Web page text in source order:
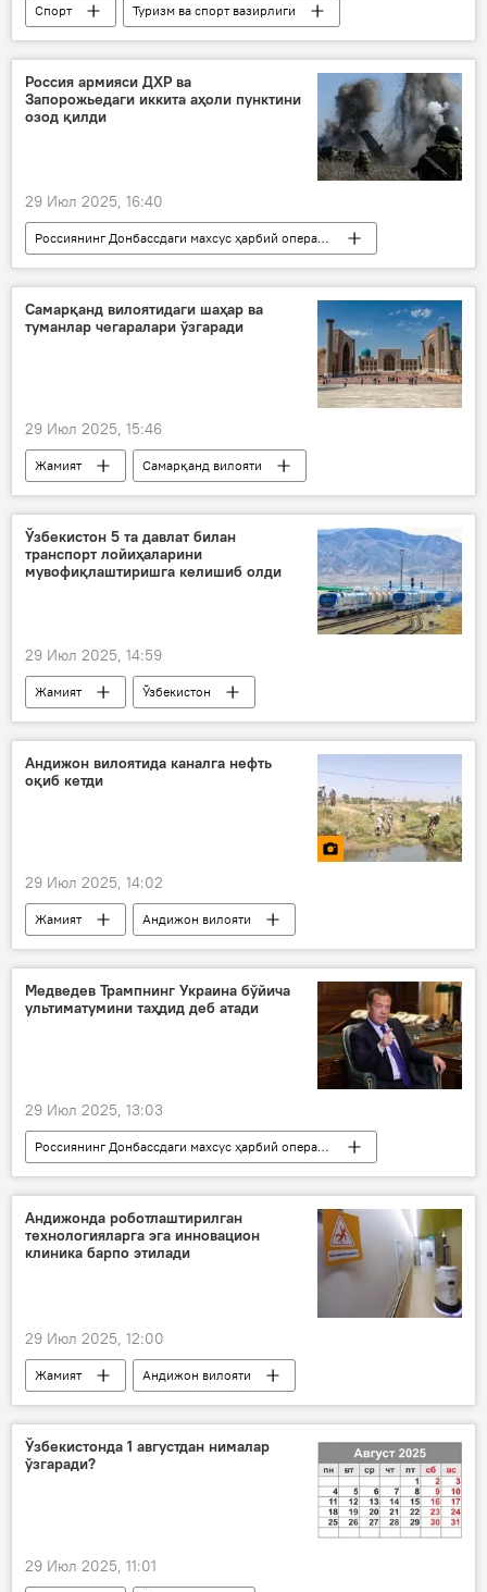
Спорт
Туризм ва спорт вазирлиги
Шаҳноза Мирзиёева
Халқаро Олимпия қўмитаси
Россия армияси ДХР ва
Запорожьедаги иккита аҳоли пунктини
озод қилди
29 Июл 2025, 16:40
Россиянинг Донбассдаги махсус ҳарбий операцияси
Россия
Украина
Запорожье вилояти
Самарқанд вилоятидаги шаҳар ва
туманлар чегаралари ўзгаради
29 Июл 2025, 15:46
Жамият Самарқанд вилояти
Ўзбекистон 5 та давлат билан
транспорт лойиҳаларини
мувофиқлаштиришга келишиб олди
29 Июл 2025, 14:59
Жамият
Ўзбекистон
Транспорт вазирлиги
Андижон вилоятида каналга нефть
оқиб кетди
29 Июл 2025, 14:02
Жамият
Андижон вилояти
нефть
Медведев Трампнинг Украина бўйича
ультиматумини таҳдид деб атади
29 Июл 2025, 13:03
Россиянинг Донбассдаги махсус ҳарбий операцияси
Дунё янгиликлари
Дунёда
Дмитрий Медведев
Дональд Трамп
Украина
Россия АҚШ
Андижонда роботлаштирилган
технологияларга эга инновацион
клиника барпо этилади
29 Июл 2025, 12:00
Жамият
Андижон вилояти
Шавкат Мирзиёев
Ўзбекистонда 1 августдан нималар
ўзгаради?
29 Июл 2025, 11:01